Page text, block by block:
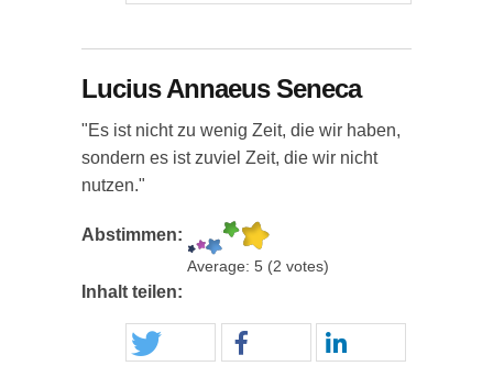
Lucius Annaeus Seneca
"Es ist nicht zu wenig Zeit, die wir haben,
sondern es ist zuviel Zeit, die wir nicht
nutzen."
Abstimmen:
Average: 5 (2 votes)
Inhalt teilen: